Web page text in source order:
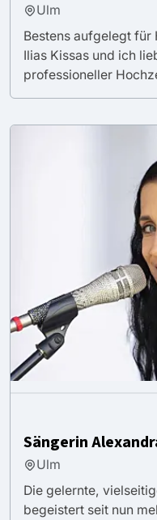
Ulm
Bestens aufgelegt für
Ilias Kissas und ich
professioneller
Sängerin
Ulm
Die gelernte,
begeistert seit nun